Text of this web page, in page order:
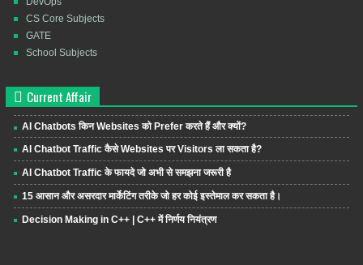
CS Core Subjects
GATE
School Subjects
Current Affair
AI Chatbots किन Websites को Prefer करते हैं और क्यों?
AI Chatbot Traffic कैसे Websites पर Visitors ला सकता है?
AI Chatbot Traffic के फायदे जो अभी से समझना जरूरी है
15 आसान और असरदार मार्केटिंग तरीके जो हर कोई इस्तेमाल कर सकता है।
Decision Making in C++ | C++ में निर्णय नियंत्रण